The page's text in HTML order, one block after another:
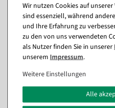
Passende Artikel
Wir nutzen Cookies auf
sind essenziell, während
und Ihre Erfahrung zu
zu den von uns verwendeten
als Nutzer finden Sie in unserer
unserem Impressum.
Weitere Einstellungen
Alle